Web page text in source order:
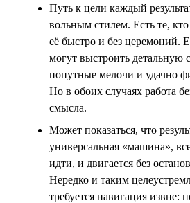
Путь к цели каждый
вольным стилем. Есть те,
её быстро и без церемоний.
могут выстроить детальную
попутные мелочи и удачно
Но в обоих случаях работа
смысла.
Может показаться, что
универсальная «машина»,
идти, и двигается без
Нередко и таким
требуется навигация извне: